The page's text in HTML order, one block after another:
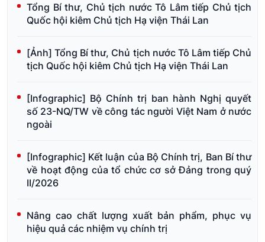
Tổng Bí thư, Chủ tịch nước Tô Lâm tiếp Chủ tịch
Quốc hội kiêm Chủ tịch Hạ viện Thái Lan
[Ảnh] Tổng Bí thư, Chủ tịch nước Tô Lâm tiếp Chủ
tịch Quốc hội kiêm Chủ tịch Hạ viện Thái Lan
[Infographic] Bộ Chính trị ban hành Nghị quyết
số 23-NQ/TW về công tác người Việt Nam ở nước
ngoài
[Infographic] Kết luận của Bộ Chính trị, Ban Bí thư
về hoạt động của tổ chức cơ sở Đảng trong quý
II/2026
Nâng cao chất lượng xuất bản phẩm, phục vụ
hiệu quả các nhiệm vụ chính trị